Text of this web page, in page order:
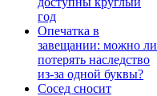
год
Опечатка в
завещании: можно ли
потерять наследство
из-за одной буквы?
Сосед сносит